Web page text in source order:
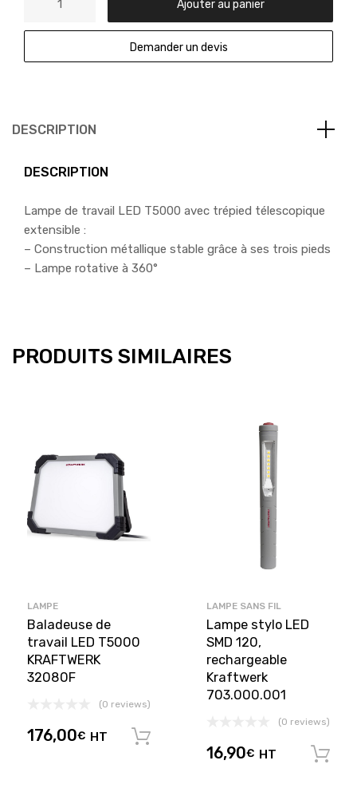
Ajouter au panier
Demander un devis
DESCRIPTION
DESCRIPTION
Lampe de travail LED T5000 avec trépied télescopique
extensible :
– Construction métallique stable grâce à ses trois pieds
– Lampe rotative à 360°
PRODUITS SIMILAIRES
LAMPE
Baladeuse de
travail LED T5000
KRAFTWERK
32080F
(0 reviews)
176,00€ HT
LAMPE SANS FIL
Lampe stylo LED
SMD 120,
rechargeable
Kraftwerk
703.000.001
(0 reviews)
16,90€ HT